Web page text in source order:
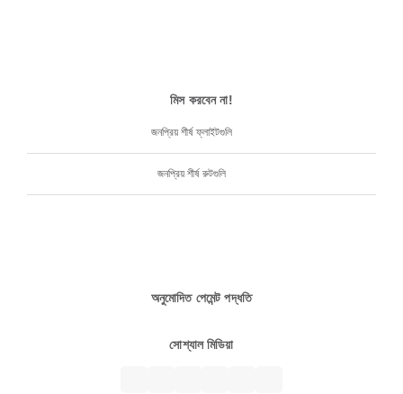
মিস করবেন না!
জনপ্রিয় শীর্ষ ফ্লাইটগুলি
জনপ্রিয় শীর্ষ রুটগুলি
অনুমোদিত পেমেন্ট পদ্ধতি
সোশ্যাল মিডিয়া